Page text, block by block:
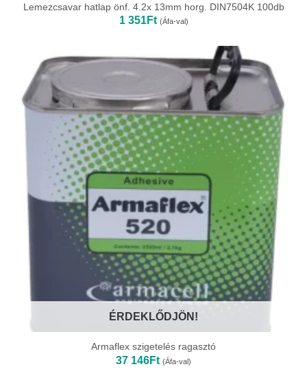
Lemezcsavar hatlap önf. 4.2x 13mm horg. DIN7504K 100db
1 351Ft (Áfa-val)
ÉRDEKLŐDJÖN!
Armaflex szigetelés ragasztó
37 146Ft (Áfa-val)